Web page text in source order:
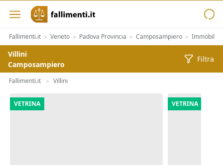
Fallimenti.it > Veneto > Padova Provincia > Camposampiero > Immobiliari
Villini
Camposampiero
Filtra
Fallimenti.it > Villini
VETRINA VETRINA